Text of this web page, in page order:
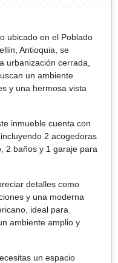
ubicado en el Poblado
Antioquia, se
urbanización cerrada,
un ambiente
y una hermosa vista
inmueble cuenta con
2 acogedoras
2 baños y 1 garaje para
detalles como
y una moderna
ideal para
ambiente amplio y
un espacio